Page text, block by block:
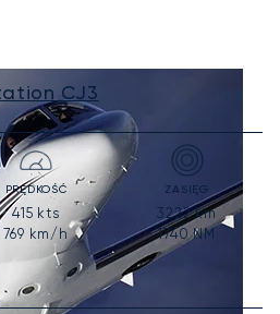
CJ3
PRĘDKOŚĆ
415 kts
769 km/h
ZASIĘG
3222km
1740 NM